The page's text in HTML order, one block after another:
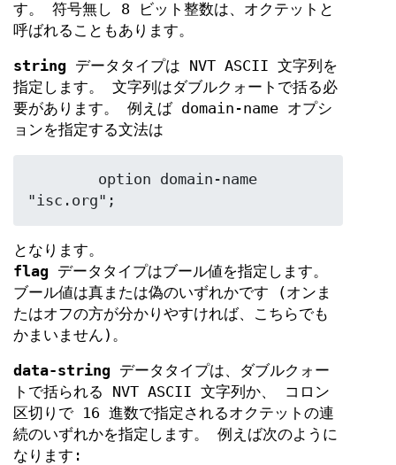
す。 符号無し 8 ビット整数は、オクテットと
呼ばれることもあります。
string データタイプは NVT ASCII 文字列を
指定します。 文字列はダブルクォートで括る必
要があります。 例えば domain-name オプシ
ョンを指定する文法は
"isc.org";
となります。
flag データタイプはブール値を指定します。
ブール値は真または偽のいずれかです (オンま
たはオフの方が分かりやすければ、こちらでも
かまいません)。
data-string データタイプは、ダブルクォー
トで括られる NVT ASCII 文字列か、 コロン
区切りで 16 進数で指定されるオクテットの連
続のいずれかを指定します。 例えば次のように
なります: